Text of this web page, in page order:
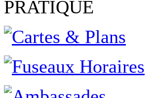
PRATIQUE